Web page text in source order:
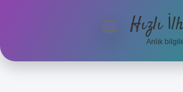
Anasayfa
menüyüHızlı
Anlık